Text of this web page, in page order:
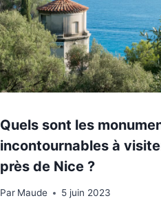
Quels sont les
incontournables à
près de Nice ?
Par Maude 5 juin 2023